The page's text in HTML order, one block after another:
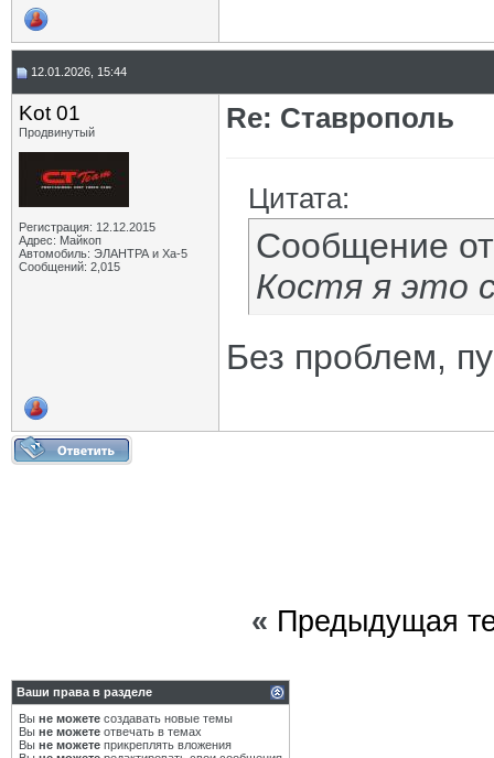
12.01.2026, 15:44
Kot 01
Продвинутый
Регистрация: 12.12.2015
Адрес: Майкоп
Автомобиль: ЭЛАНТРА и Ха-5
Сообщений: 2,015
Re: Ставрополь
Цитата:
Сообщение
Костя я это
Без проблем,
« Предыдущая
Ваши права в разделе
Вы не можете создавать новые темы
Вы не можете отвечать в темах
Вы не можете прикреплять вложения